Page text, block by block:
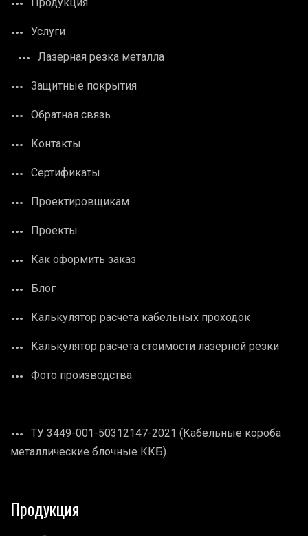
Продукция
Услуги
Лазерная резка металла
Защитные покрытия
Обратная связь
Контакты
Сертификаты
Проектировщикам
Проекты
Как оформить заказ
Блог
Калькулятор расчета кабельных проходок
Калькулятор расчета стоимости лазерной резки
Фото производства
ТУ 3449-001-50312147-2021 (Кабельные короба
металлические блочные ККБ)
Продукция